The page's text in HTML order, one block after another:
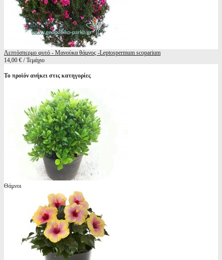
Λεπτόσπερμο φυτό - Μανούκα θάμνος -Leptospermum scoparium
14,00 € / Τεμάχιο
Το προϊόν ανήκει στις κατηγορίες
Θάμνοι